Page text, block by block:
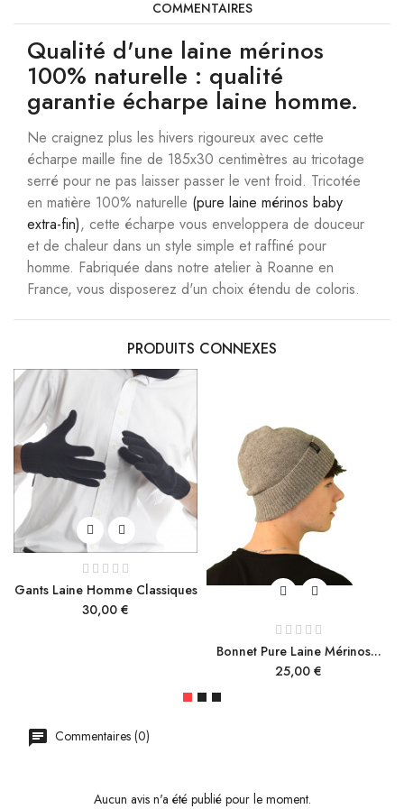
COMMENTAIRES
Qualité d'une laine mérinos
100% naturelle : qualité
garantie écharpe laine homme.
Ne craignez plus les hivers rigoureux avec cette
écharpe maille fine de 185x30 centimètres au tricotage
serré pour ne pas laisser passer le vent froid. Tricotée
en matière 100% naturelle (pure laine mérinos baby
extra-fin), cette écharpe vous enveloppera de douceur
et de chaleur dans un style simple et raffiné pour
homme. Fabriquée dans notre atelier à Roanne en
France, vous disposerez d'un choix étendu de coloris.
PRODUITS CONNEXES
Gants Laine Homme Classiques
Prix
30,00 €
Bonnet Pure Laine Mérinos...
Prix
25,00 €
Commentaires (0)
Aucun avis n'a été publié pour le moment.